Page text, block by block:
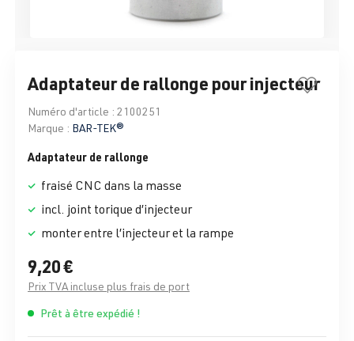
Adaptateur de rallonge pour injecteur
Numéro d'article : 2100251
Marque : BAR-TEK®
Adaptateur de rallonge
fraisé CNC dans la masse
incl. joint torique d’injecteur
monter entre l’injecteur et la rampe
9,20 €
Prix TVA incluse plus frais de port
Prêt à être expédié !